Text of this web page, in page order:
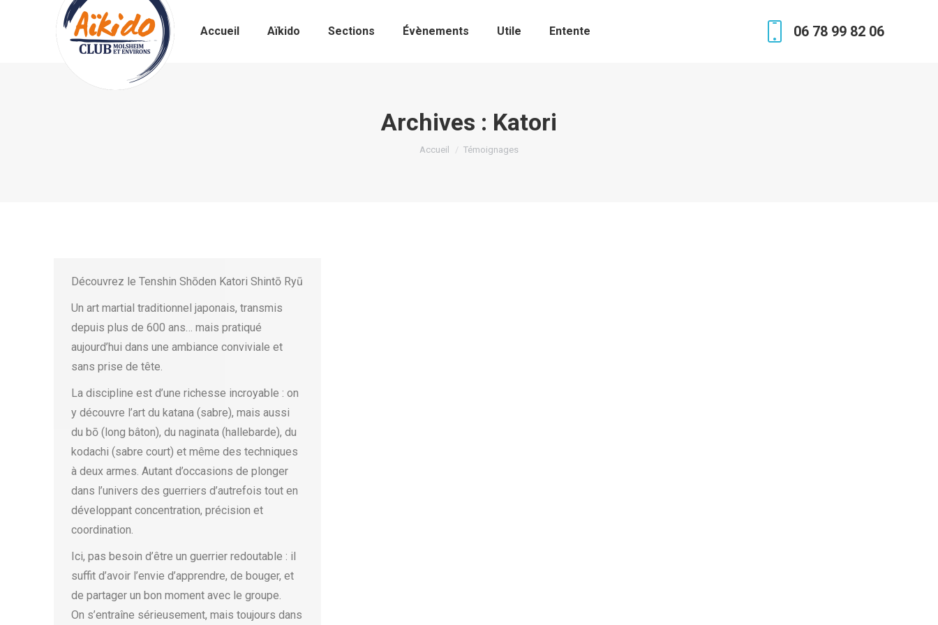
Accueil Aïkido Sections Évènements Utile Entente 06 78 99 82 06
Archives : Katori
Vous êtes ici :
Accueil Témoignages
Découvrez le Tenshin Shōden Katori Shintō Ryū
Un art martial traditionnel japonais, transmis
depuis plus de 600 ans… mais pratiqué
aujourd’hui dans une ambiance conviviale et
sans prise de tête.
La discipline est d’une richesse incroyable : on
y découvre l’art du katana (sabre), mais aussi
du bō (long bâton), du naginata (hallebarde), du
kodachi (sabre court) et même des techniques
à deux armes. Autant d’occasions de plonger
dans l’univers des guerriers d’autrefois tout en
développant concentration, précision et
coordination.
Ici, pas besoin d’être un guerrier redoutable : il
suffit d’avoir l’envie d’apprendre, de bouger, et
de partager un bon moment avec le groupe.
On s’entraîne sérieusement, mais toujours dans